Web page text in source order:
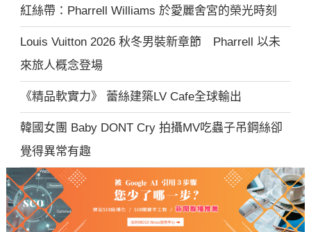
紅絲帶：Pharrell Williams 於愛麗舍宮的榮光時刻
Louis Vuitton 2026 秋冬男裝新章節 Pharrell 以未
來旅人概念登場
《精品軟實力》 蕾絲建築LV Cafe全球輸出
韓國女團 Baby DONT Cry 拍攝MV吃蟲子吊鋼絲卻
覺得異常有趣